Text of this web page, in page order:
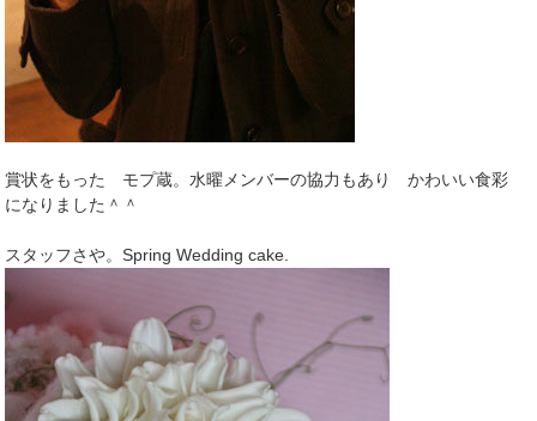
賞状をもった モプ蔵。水曜メンバーの協力もあり かわいい食彩
になりました＾＾
スタッフさや。Spring Wedding cake.